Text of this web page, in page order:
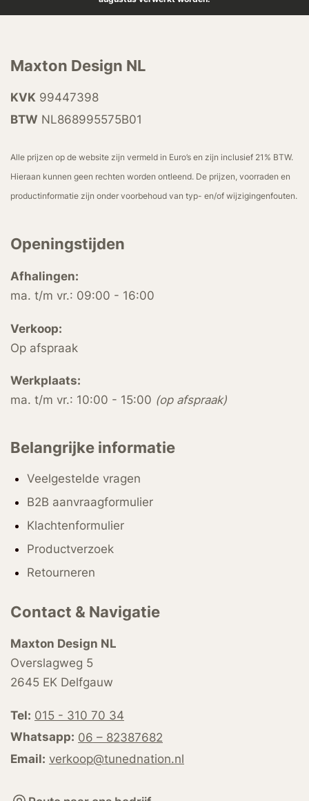
Maxton Design NL
KVK 99447398
BTW NL868995575B01
Alle prijzen op de website zijn vermeld in Euro’s en zijn inclusief 21% BTW.
Hieraan kunnen geen rechten worden ontleend. De prijzen, voorraden en
productinformatie zijn onder voorbehoud van typ- en/of wijzigingenfouten.
Openingstijden
Afhalingen:
ma. t/m vr.: 09:00 - 16:00
Verkoop:
Op afspraak
Werkplaats:
ma. t/m vr.: 10:00 - 15:00 (op afspraak)
Belangrijke informatie
Veelgestelde vragen
B2B aanvraagformulier
Klachtenformulier
Productverzoek
Retourneren
Contact & Navigatie
Maxton Design NL
Overslagweg 5
2645 EK Delfgauw
Tel: 015 - 310 70 34
Whatsapp: 06 – 82387682
Email: verkoop@tunednation.nl